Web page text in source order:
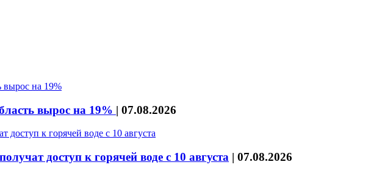
вырос на 19% | 07.08.2026
доступ к горячей воде с 10 августа | 07.08.2026